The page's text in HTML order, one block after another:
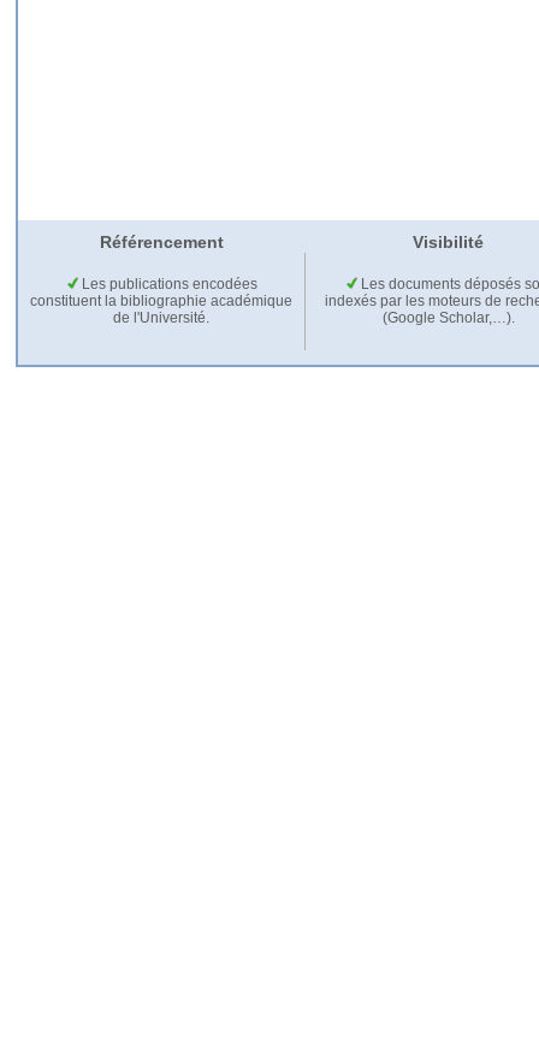
Référencement Visibilité
Les publications encodées
constituent la bibliographie académique
de l'Université.
Les documents déposés
indexés par les moteurs de
(Google Scholar,…).